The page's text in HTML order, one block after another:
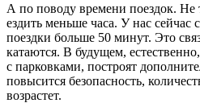
А по поводу времени поездок.
ездить меньше часа. У нас сейчас
поездки больше 50 минут. Это
катаются. В будущем,
с парковками, построят
повысится безопасность,
возрастет.